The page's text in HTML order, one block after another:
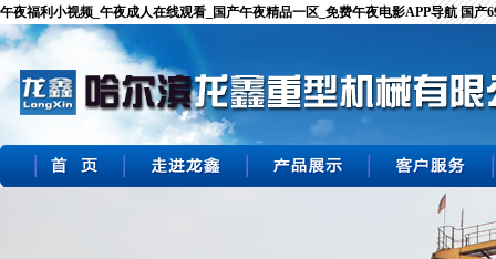
午夜福利小视频_午夜成人在线观看_国产午夜精品一区_免费午夜电影APP导航 国